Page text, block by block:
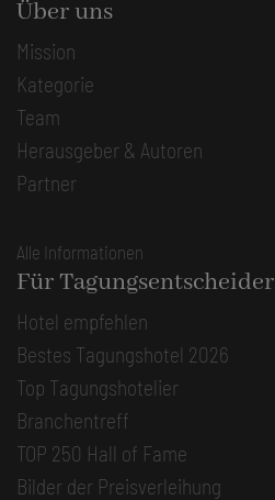
Über uns
Mission
Kategorie
Team
Herausgeber & Autoren
Partner
Alle Informationen
Für Tagungsentscheider
Hotel empfehlen
Bestes Tagungshotel 2026
Top Tagungshotelier
Branchentreff
TOP 250 Hall of Fame
Bilder der Preisverleihung